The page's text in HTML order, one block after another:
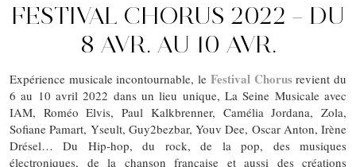
FESTIVAL CHORUS 2022 – DU
8 AVR. AU 10 AVR.
Expérience musicale incontournable, le Festival Chorusrevient du
6 au 10 avril 2022 dans un lieu unique, La Seine Musicale avec
IAM, Roméo Elvis, Paul Kalkbrenner, Camélia Jordana, Zola,
Sofiane Pamart, Yseult, Guy2bezbar, Youv Dee, Oscar Anton, Irène
Drésel… Du Hip-hop, du rock, de la pop, des musiques
électroniques, de la chanson française et aussi des créations